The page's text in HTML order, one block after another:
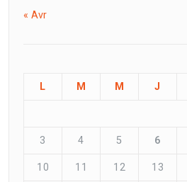
« Avr
L M M J
3 4 5 6
10 11 12 13